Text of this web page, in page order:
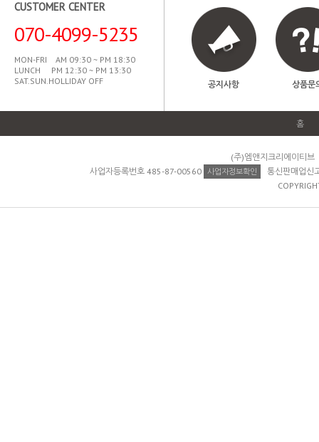
CUSTOMER CENTER
070-4099-5235
MON-FRI AM 09:30 ~ PM 18:30
LUNCH PM 12:30 ~ PM 13:30
SAT.SUN.HOLLIDAY OFF
공지사항 상품문
홈
(주)엠앤지크리에이티
사업자등록번호 485-87-00560 사업자정보확인
통신판매업